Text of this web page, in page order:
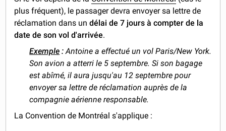
plus fréquent), le passager devra envoyer sa lettre de
réclamation dans undélai de 7 jours à compter de la
date de son vol d'arrivée.
Exemple :Antoine a effectué un vol Paris/New York.
Son avion a atterri le 5 septembre. Si son bagage
est abîmé, il aura jusqu'au 12 septembre pour
envoyer sa lettre de réclamation auprès de la
compagnie aérienne responsable.
La Convention de Montréal s'applique :